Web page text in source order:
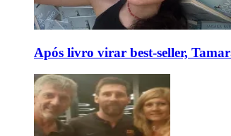
Após livro virar best-seller,